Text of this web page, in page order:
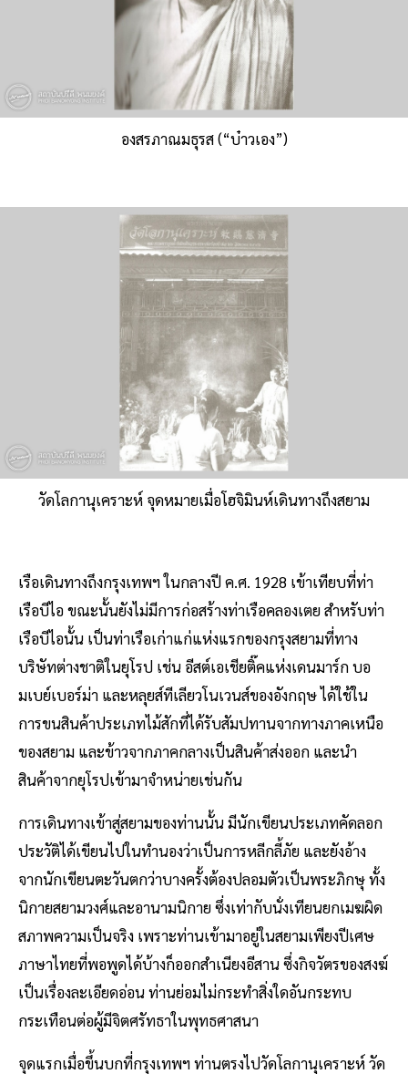
องสรภาณมธุรส (“บ๋าวเอง”)
วัดโลกานุเคราะห์ จุดหมายเมื่อโฮจิมินห์เดินทางถึงสยาม
เรือเดินทางถึงกรุงเทพฯ ในกลางปี ค.ศ. 1928 เข้าเทียบที่ท่า
เรือบีไอ ขณะนั้นยังไม่มีการก่อสร้างท่าเรือคลองเตย สำหรับท่า
เรือบีไอนั้น เป็นท่าเรือเก่าแก่แห่งแรกของกรุงสยามที่ทาง
บริษัทต่างชาติในยุโรป เช่น อีสต์เอเชียติ๊คแห่งเดนมาร์ก บอ
มเบย์เบอร์ม่า และหลุยส์ทีเลียวโนเวนส์ของอังกฤษ ได้ใช้ใน
การขนสินค้าประเภทไม้สักที่ได้รับสัมปทานจากทางภาคเหนือ
ของสยาม และข้าวจากภาคกลางเป็นสินค้าส่งออก และนำ
สินค้าจากยุโรปเข้ามาจำหน่ายเช่นกัน
การเดินทางเข้าสู่สยามของท่านนั้น มีนักเขียนประเภทคัดลอก
ประวัติได้เขียนไปในทำนองว่าเป็นการหลีกลี้ภัย และยังอ้าง
จากนักเขียนตะวันตกว่าบางครั้งต้องปลอมตัวเป็นพระภิกษุ ทั้ง
นิกายสยามวงศ์และอานามนิกาย ซึ่งเท่ากับนั่งเทียนยกเมฆผิด
สภาพความเป็นจริง เพราะท่านเข้ามาอยู่ในสยามเพียงปีเศษ
ภาษาไทยที่พอพูดได้บ้างก็ออกสำเนียงอีสาน ซึ่งกิจวัตรของสงฆ์
เป็นเรื่องละเอียดอ่อน ท่านย่อมไม่กระทำสิ่งใดอันกระทบ
กระเทือนต่อผู้มีจิตศรัทธาในพุทธศาสนา
จุดแรกเมื่อขึ้นบกที่กรุงเทพฯ ท่านตรงไปวัดโลกานุเคราะห์ วัด